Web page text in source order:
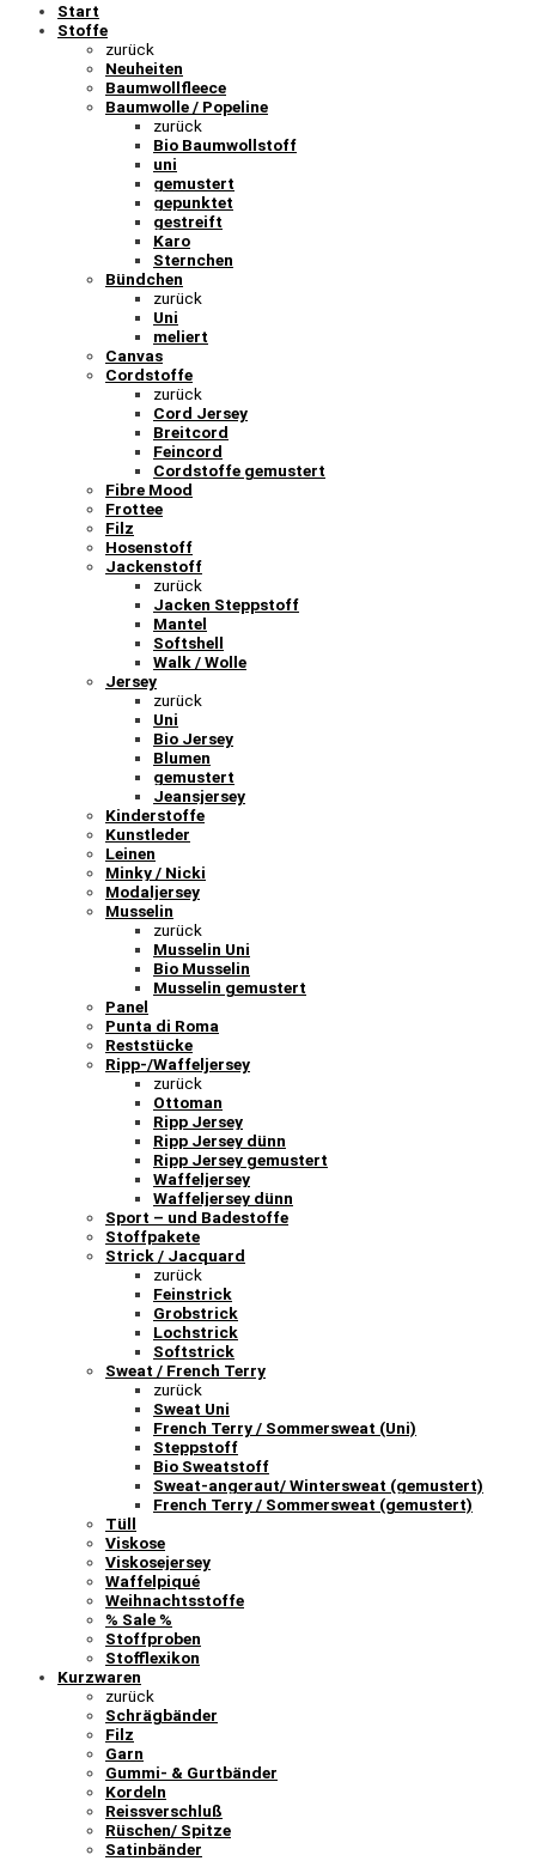
Start
Stoffe
zurück
Neuheiten
Baumwollfleece
Baumwolle / Popeline
zurück
Bio Baumwollstoff
uni
gemustert
gepunktet
gestreift
Karo
Sternchen
Bündchen
zurück
Uni
meliert
Canvas
Cordstoffe
zurück
Cord Jersey
Breitcord
Feincord
Cordstoffe gemustert
Fibre Mood
Frottee
Filz
Hosenstoff
Jackenstoff
zurück
Jacken Steppstoff
Mantel
Softshell
Walk / Wolle
Jersey
zurück
Uni
Bio Jersey
Blumen
gemustert
Jeansjersey
Kinderstoffe
Kunstleder
Leinen
Minky / Nicki
Modaljersey
Musselin
zurück
Musselin Uni
Bio Musselin
Musselin gemustert
Panel
Punta di Roma
Reststücke
Ripp-/Waffeljersey
zurück
Ottoman
Ripp Jersey
Ripp Jersey dünn
Ripp Jersey gemustert
Waffeljersey
Waffeljersey dünn
Sport – und Badestoffe
Stoffpakete
Strick / Jacquard
zurück
Feinstrick
Grobstrick
Lochstrick
Softstrick
Sweat / French Terry
zurück
Sweat Uni
French Terry / Sommersweat (Uni)
Steppstoff
Bio Sweatstoff
Sweat-angeraut/ Wintersweat (gemustert)
French Terry / Sommersweat (gemustert)
Tüll
Viskose
Viskosejersey
Waffelpiqué
Weihnachtsstoffe
% Sale %
Stoffproben
Stofflexikon
Kurzwaren
zurück
Schrägbänder
Filz
Garn
Gummi- & Gurtbänder
Kordeln
Reissverschluß
Rüschen/ Spitze
Satinbänder